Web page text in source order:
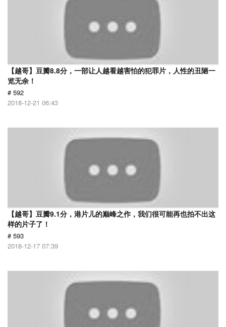
【越哥】豆瓣8.8分，一部让人越看越害怕的犯罪片，人性的丑陋一
览无余！
# 592
2018-12-21 06:43
【越哥】豆瓣9.1分，港片儿的巅峰之作，我们很可能再也拍不出这
样的片子了！
# 593
2018-12-17 07:39